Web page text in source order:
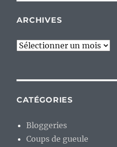
ARCHIVES
Archives
CATÉGORIES
Bloggeries
Coups de gueule